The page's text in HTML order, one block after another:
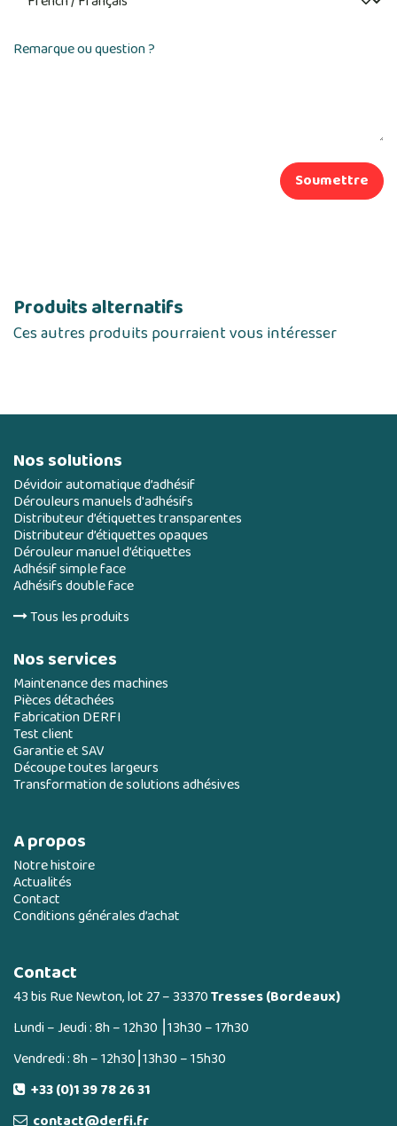
Remarque ou question ?
Soumettre
Produits alternatifs
Ces autres produits pourraient vous intéresser
Nos solutions
Dévidoir automatique d’adhésif
Dérouleurs manuels d'adhésifs
Distributeur d’étiquettes transparentes
Distributeur d’étiquettes opaques
Dérouleur manuel d’étiquettes
Adhésif simple face
Adhésifs double face
Tous les produits
Nos services
Maintenance des machines
Pièces détachées
Fabrication DERFI
Test client
Garantie et SAV
Découpe toutes largeurs
Transformation de solutions adhésives
A propos
Notre histoire
Actualités
Contact
Conditions générales d’achat
Contact
43 bis Rue Newton, lot 27 – 33370Tresses (Bordeaux)
Lundi – Jeudi : 8h – 12h30 ⎮13h30 – 17h30
Vendredi : 8h – 12h30⎮13h30 – 15h30
+33 (0)1 39 78 26 31
contact@derfi.fr